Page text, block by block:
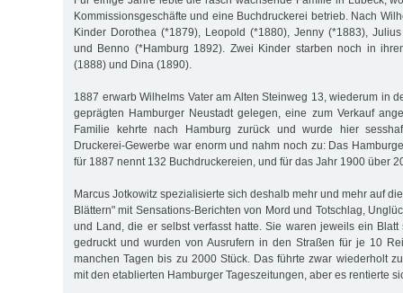
Kommissionsgeschäfte und eine Buchdruckerei betrieb. Nach
Kinder Dorothea (*1879), Leopold (*1880), Jenny (*1883),
und Benno (*Hamburg 1892). Zwei Kinder starben noch in
(1888) und Dina (1890).
1887 erwarb Wilhelms Vater am Alten Steinweg 13, wiederum in
geprägten Hamburger Neustadt gelegen, eine zum Verkauf
Familie kehrte nach Hamburg zurück und wurde hier
Druckerei-Gewerbe war enorm und nahm noch zu: Das
für 1887 nennt 132 Buchdruckereien, und für das Jahr 1900 über
Marcus Jotkowitz spezialisierte sich deshalb mehr und mehr auf
Blättern" mit Sensations-Berichten von Mord und Totschlag,
und Land, die er selbst verfasst hatte. Sie waren jeweils ein Blatt
gedruckt und wurden von Ausrufern in den Straßen für je 10
manchen Tagen bis zu 2000 Stück. Das führte zwar wiederholt
mit den etablierten Hamburger Tageszeitungen, aber es rentierte